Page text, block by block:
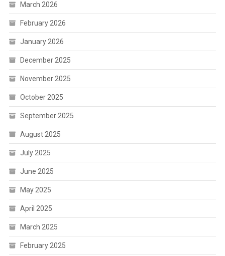
March 2026
February 2026
January 2026
December 2025
November 2025
October 2025
September 2025
August 2025
July 2025
June 2025
May 2025
April 2025
March 2025
February 2025